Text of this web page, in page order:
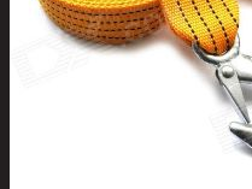
Tuotevalikoima